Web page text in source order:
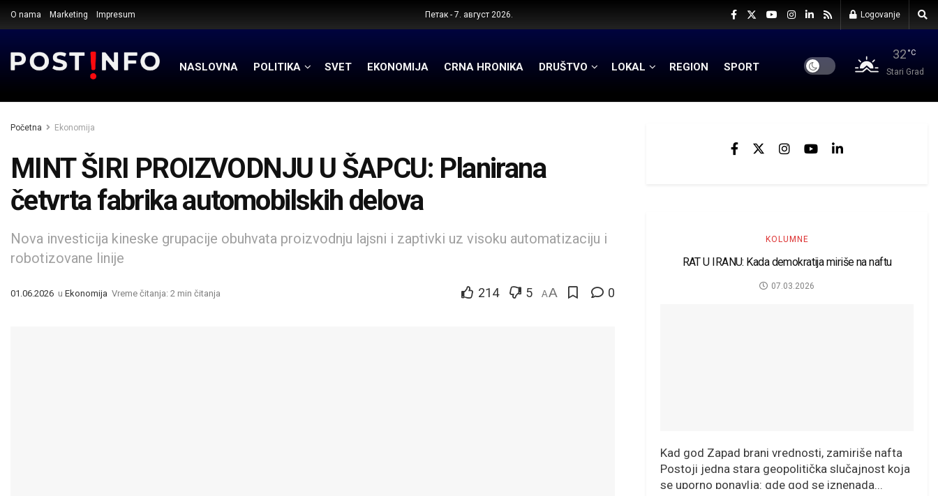
O nama Marketing Impresum Петак - 7. август 2026. Logovanje
NASLOVNA POLITIKA SVET EKONOMIJA CRNA HRONIKA DRUŠTVO LOKAL REGION SPORT
32 °C
Stari Grad
Početna Ekonomija
MINT ŠIRI PROIZVODNJU U ŠAPCU: Planirana
četvrta fabrika automobilskih delova
Nova investicija kineske grupacije obuhvata proizvodnju lajsni i zaptivki uz visoku automatizaciju i
robotizovane linije
01.06.2026 u Ekonomija Vreme čitanja: 2 min čitanja 214 5 AA 0
KOLUMNE
RAT U IRANU: Kada demokratija miriše na naftu
07.03.2026
Kad god Zapad brani vrednosti, zamiriše nafta
Postoji jedna stara geopolitička slučajnost koja
se uporno ponavlja: gde god se iznenada...